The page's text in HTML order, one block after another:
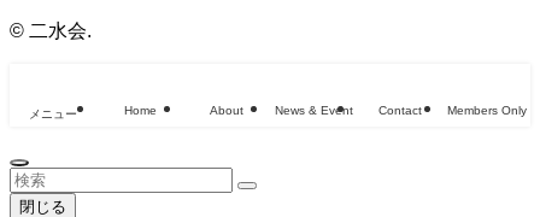
© 二水会.
メニュー Home About News & Event Contact Members Only
閉じる